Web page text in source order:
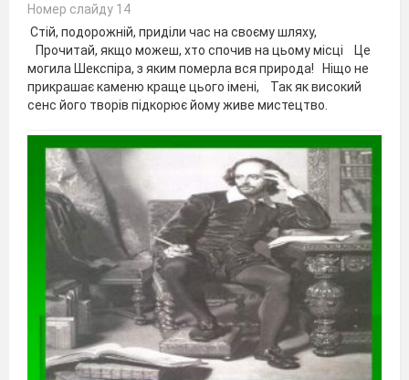
Номер слайду 14
Стій, подорожній, приділи час на своєму шляху,
Прочитай, якщо можеш, хто спочив на цьому місці Це
могила Шекспіра, з яким померла вся природа! Ніщо не
прикрашає каменю краще цього імені, Так як високий
сенс його творів підкорює йому живе мистецтво.